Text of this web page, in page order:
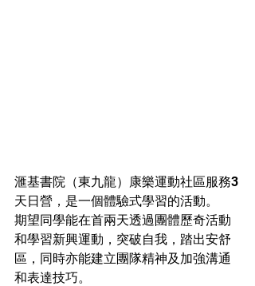
滙基書院（東九龍）康樂運動社區服務3
天日營，是一個體驗式學習的活動。
期望同學能在首兩天透過團體歷奇活動
和學習新興運動，突破自我，踏出安舒
區，同時亦能建立團隊精神及加強溝通
和表達技巧。